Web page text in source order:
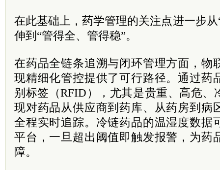
在此基础上，药学管理的关注点进一步
伸到“管得全、管得稳”。
在药品全链条追溯与闭环管理方面，物
现精细化管控提供了可行路径。通过药
别标签（RFID），尤其是贵重、高危、
现对药品从供应商到药库、从药房到病
全程实时追踪。冷链药品的温湿度数据
平台，一旦超出阈值即触发报警，为药
障。